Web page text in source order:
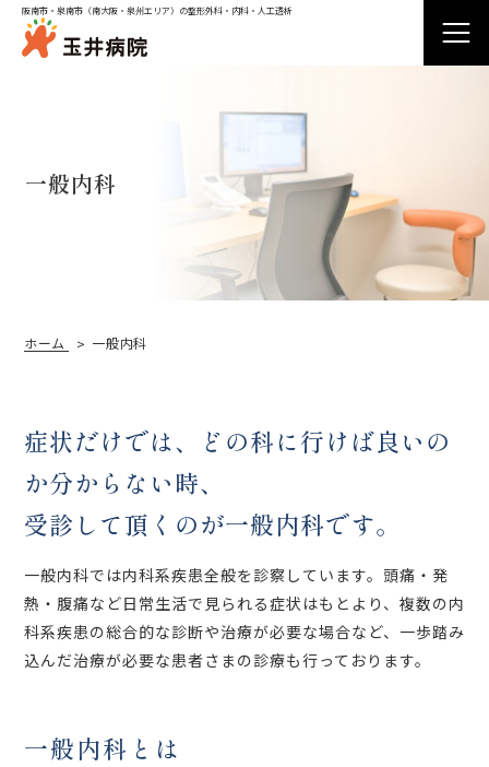
阪南市・泉南市（南大阪・泉州エリア）の整形外科・内科・人工透析
外来受診
一般内科
ホーム 一般内科
症状だけでは、どの科に行けば良いの
か分からない時、
受診して頂くのが一般内科です。
一般内科では内科系疾患全般を診察しています。頭痛・発
熱・腹痛など日常生活で見られる症状はもとより、複数の内
科系疾患の総合的な診断や治療が必要な場合など、一歩踏み
込んだ治療が必要な患者さまの診療も行っております。
一般内科とは